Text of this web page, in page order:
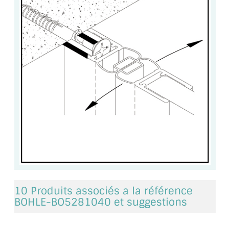
LES PROFILS PAROI DE VERRE
VITRINE EN VERRE
CONNECTEURS ET ASSEMBLAGE DE VERRES
PLATS ET CORNIÈRES
LES CHARNIÈRES DE PORTE EN VERRE
FIXATION GARDES CORPS
10 Produits associés a la référence
BOHLE-BO5281040 et suggestions